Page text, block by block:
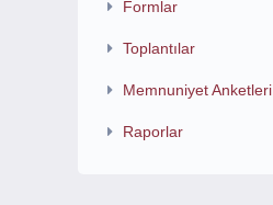
Formlar
Toplantılar
Memnuniyet Anketleri
Raporlar